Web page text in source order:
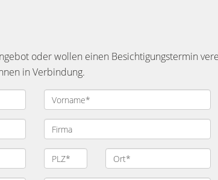
oder wollen einen Besichtigungstermin
in Verbindung.